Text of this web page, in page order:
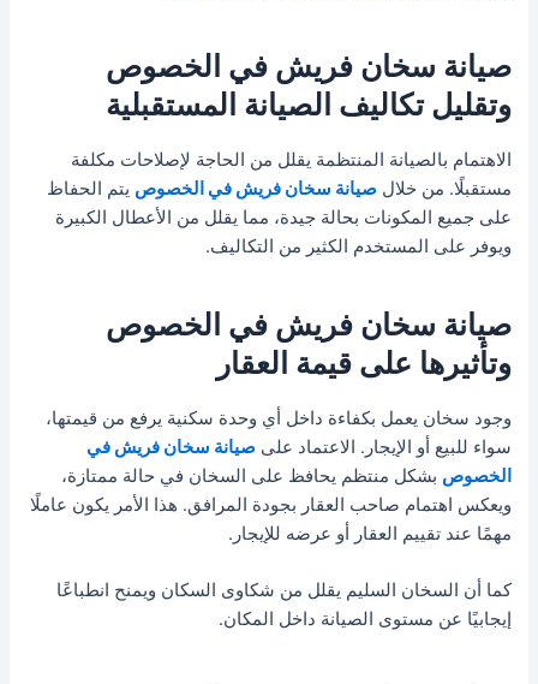
صيانة سخان فريش في الخصوص
وتقليل تكاليف الصيانة المستقبلية
الاهتمام بالصيانة المنتظمة يقلل من الحاجة لإصلاحات مكلفة
مستقبلًا. من خلالصيانة سخان فريش في الخصوص يتم الحفاظ
على جميع المكونات بحالة جيدة، مما يقلل من الأعطال الكبيرة
ويوفر على المستخدم الكثير من التكاليف.
صيانة سخان فريش في الخصوص
وتأثيرها على قيمة العقار
وجود سخان يعمل بكفاءة داخل أي وحدة سكنية يرفع من قيمتها،
سواء للبيع أو الإيجار. الاعتماد علىصيانة سخان فريش في
الخصوص بشكل منتظم يحافظ على السخان في حالة ممتازة،
ويعكس اهتمام صاحب العقار بجودة المرافق. هذا الأمر يكون عاملًا
مهمًا عند تقييم العقار أو عرضه للإيجار.
كما أن السخان السليم يقلل من شكاوى السكان ويمنح انطباعًا
إيجابيًا عن مستوى الصيانة داخل المكان.